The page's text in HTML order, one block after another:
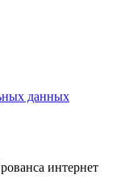
данных
интернет